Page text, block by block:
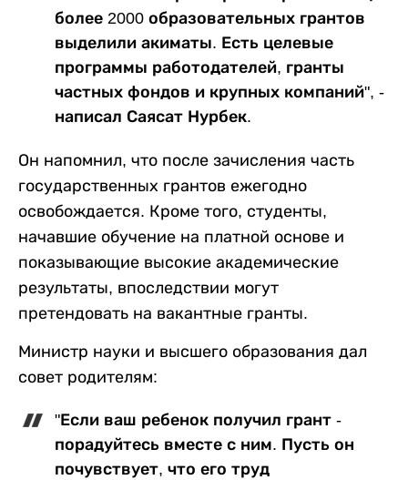
более 2000 образовательных грантов
выделили акиматы. Есть целевые
программы работодателей, гранты
частных фондов и крупных компаний", -
написал Саясат Нурбек.
Он напомнил, что после зачисления часть
государственных грантов ежегодно
освобождается. Кроме того, студенты,
начавшие обучение на платной основе и
показывающие высокие академические
результаты, впоследствии могут
претендовать на вакантные гранты.
Министр науки и высшего образования дал
совет родителям:
"Если ваш ребенок получил грант -
порадуйтесь вместе с ним. Пусть он
почувствует, что его труд